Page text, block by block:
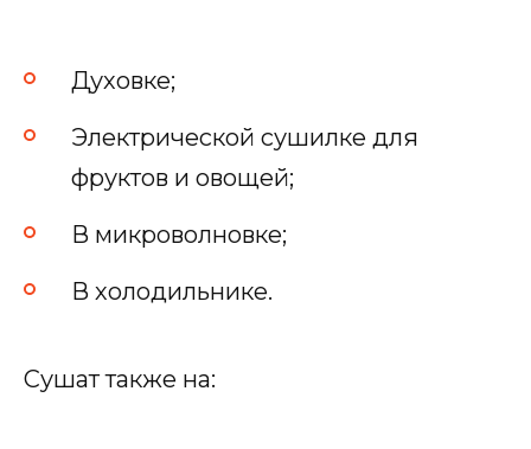
Духовке;
Электрической сушилке для
фруктов и овощей;
В микроволновке;
В холодильнике.
Сушат также на: